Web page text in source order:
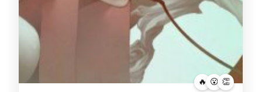
🔥 😮 👏